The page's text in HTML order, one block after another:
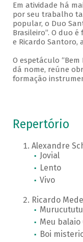
Em atividade há
por seu trabalho
popular, o Duo
Brasileiro”. O duo
e Ricardo Santoro,
O espetáculo “Bem
dá nome, reúne
formação
Repertório
Alexandre
Jovial
Lento
Vivo
Ricardo
Meu balaio
Boi